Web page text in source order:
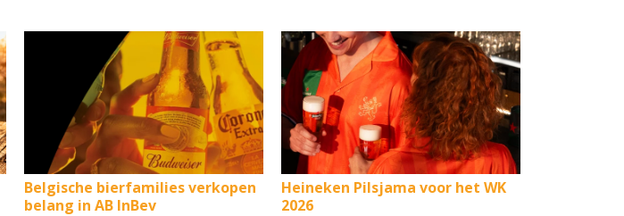
Belgische bierfamilies verkopen
belang in AB InBev
Heineken Pilsjama voor het WK
2026